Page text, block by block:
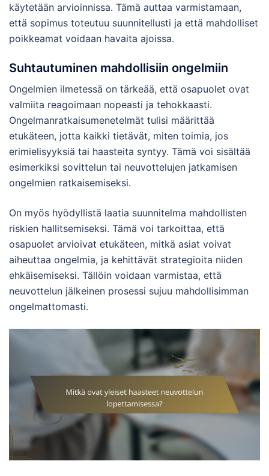
käytetään arvioinnissa. Tämä auttaa varmistamaan,
että sopimus toteutuu suunnitellusti ja että mahdolliset
poikkeamat voidaan havaita ajoissa.
Suhtautuminen mahdollisiin ongelmiin
Ongelmien ilmetessä on tärkeää, että osapuolet ovat
valmiita reagoimaan nopeasti ja tehokkaasti.
Ongelmanratkaisumenetelmät tulisi määrittää
etukäteen, jotta kaikki tietävät, miten toimia, jos
erimielisyyksiä tai haasteita syntyy. Tämä voi sisältää
esimerkiksi sovittelun tai neuvottelujen jatkamisen
ongelmien ratkaisemiseksi.
On myös hyödyllistä laatia suunnitelma mahdollisten
riskien hallitsemiseksi. Tämä voi tarkoittaa, että
osapuolet arvioivat etukäteen, mitkä asiat voivat
aiheuttaa ongelmia, ja kehittävät strategioita niiden
ehkäisemiseksi. Tällöin voidaan varmistaa, että
neuvottelun jälkeinen prosessi sujuu mahdollisimman
ongelmattomasti.